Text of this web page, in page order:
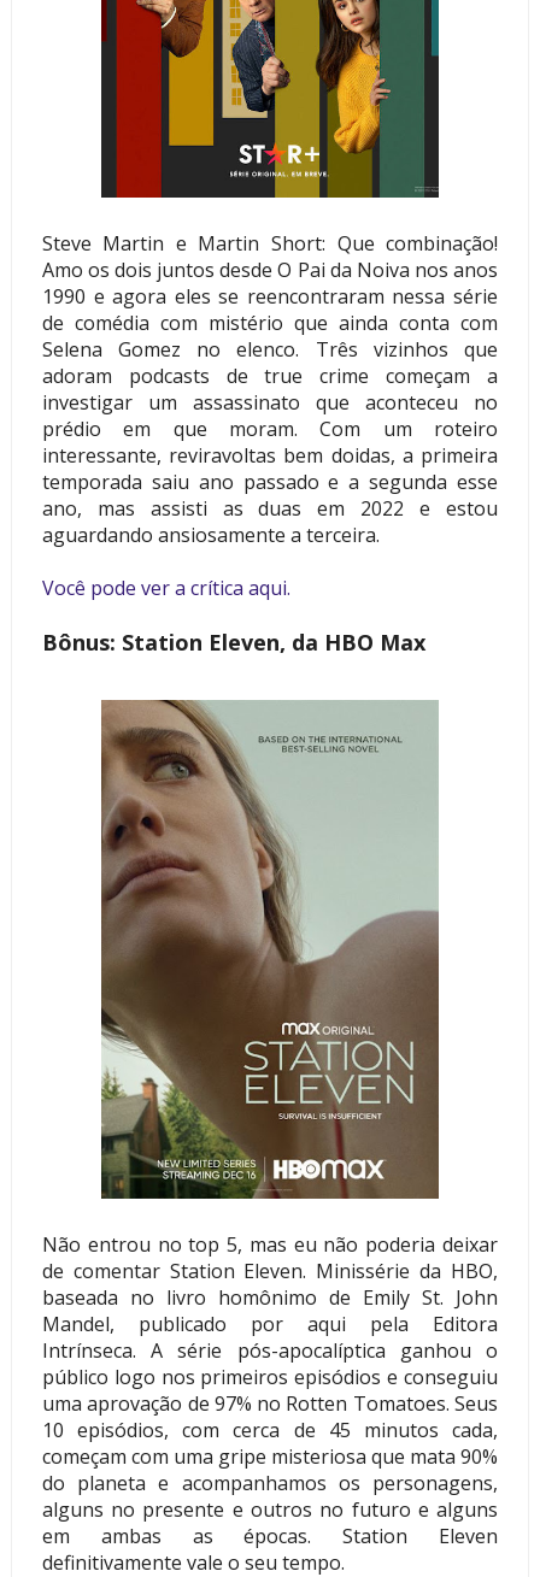
Steve Martin e Martin Short: Que combinação!
Amo os dois juntos desde O Pai da Noiva nos anos
1990 e agora eles se reencontraram nessa série
de comédia com mistério que ainda conta com
Selena Gomez no elenco. Três vizinhos que
adoram podcasts de true crime começam a
investigar um assassinato que aconteceu no
prédio em que moram. Com um roteiro
interessante, reviravoltas bem doidas, a primeira
temporada saiu ano passado e a segunda esse
ano, mas assisti as duas em 2022 e estou
aguardando ansiosamente a terceira.
Você pode ver a crítica aqui.
Bônus: Station Eleven, da HBO Max
Não entrou no top 5, mas eu não poderia deixar
de comentar Station Eleven. Minissérie da HBO,
baseada no livro homônimo de Emily St. John
Mandel, publicado por aqui pela Editora
Intrínseca. A série pós-apocalíptica ganhou o
público logo nos primeiros episódios e conseguiu
uma aprovação de 97% no Rotten Tomatoes. Seus
10 episódios, com cerca de 45 minutos cada,
começam com uma gripe misteriosa que mata 90%
do planeta e acompanhamos os personagens,
alguns no presente e outros no futuro e alguns
em ambas as épocas. Station Eleven
definitivamente vale o seu tempo.